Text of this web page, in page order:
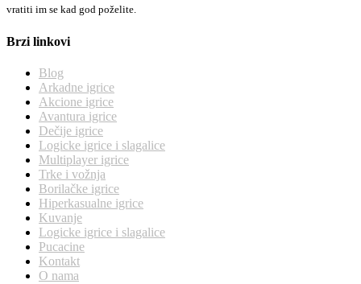
vratiti im se kad god poželite.
Brzi linkovi
Blog
Arkadne igrice
Akcione igrice
Avantura igrice
Dečije igrice
Logicke igrice i slagalice
Multiplayer igrice
Trke i vožnja
Borilačke igrice
Hiperkasualne igrice
Kuvanje
Logicke igrice i slagalice
Pucacine
Kontakt
O nama